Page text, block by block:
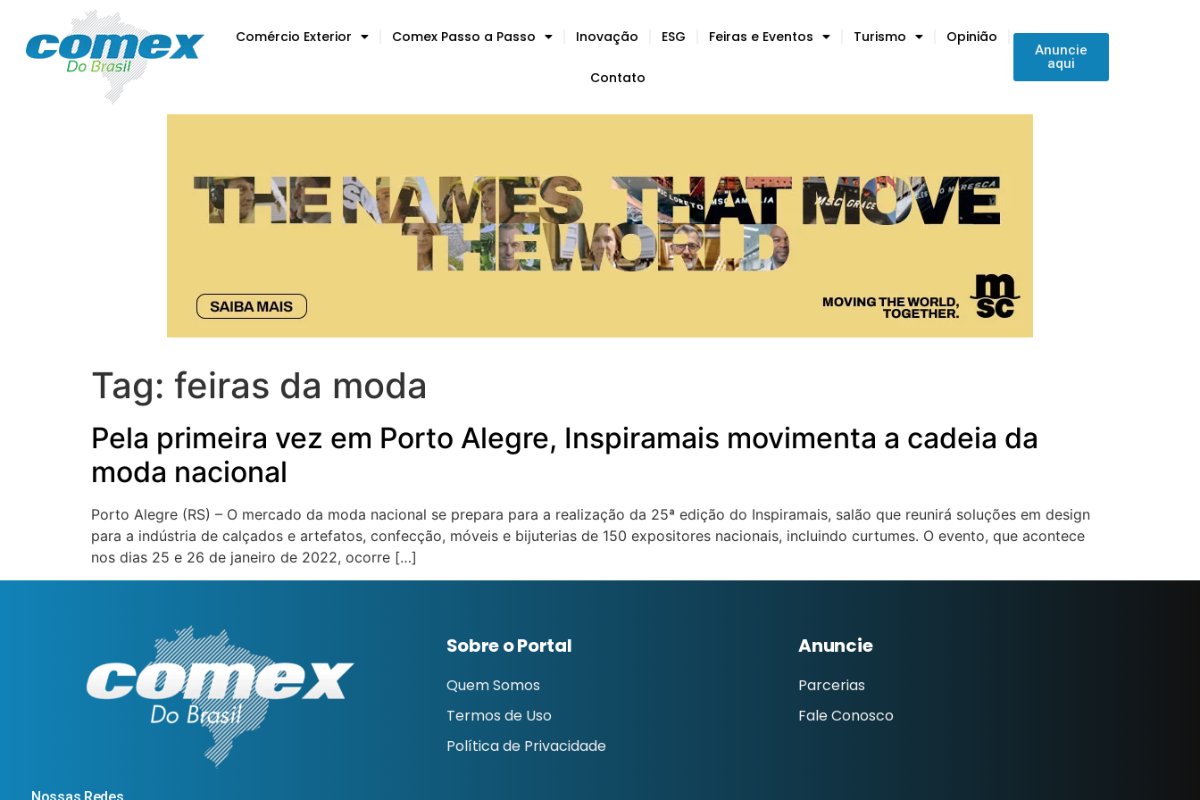
Comércio Exterior Comex Passo a Passo Inovação ESG Feiras e Eventos Turismo Opinião
Contato
Anuncie
aqui
Tag: feiras da moda
Pela primeira vez em Porto Alegre, Inspiramais movimenta a cadeia da
moda nacional
Porto Alegre (RS) – O mercado da moda nacional se prepara para a realização da 25ª edição do Inspiramais, salão que reunirá soluções em design
para a indústria de calçados e artefatos, confecção, móveis e bijuterias de 150 expositores nacionais, incluindo curtumes. O evento, que acontece
nos dias 25 e 26 de janeiro de 2022, ocorre […]
Sobre o Portal
Quem Somos
Termos de Uso
Política de Privacidade
Anuncie
Parcerias
Fale Conosco